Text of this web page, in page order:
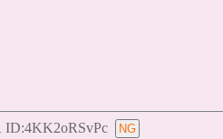
ID:4KK2oRSvPc